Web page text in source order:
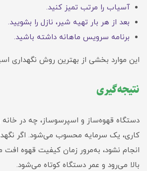
آسیاب را مرتب تمیز کنید.
بعد از هر بار تهیه شیر، نازل را بشویید.
برنامه سرویس ماهانه داشته باشید.
این موارد بخشی از بهترین روش نگهداری
نتیجه‌گیری
دستگاه قهوه‌ساز و اسپرسوساز، چه در
کاری، یک سرمایه محسوب می‌شود. اگر
انجام نشود، به‌مرور زمان کیفیت قهوه افت
بالا می‌رود و عمر دستگاه کوتاه می‌شود.